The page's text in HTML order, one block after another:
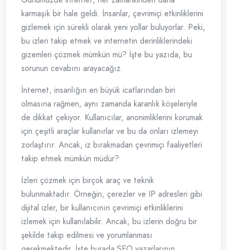
karmaşık bir hale geldi. İnsanlar, çevrimiçi etkinliklerini
gizlemek için sürekli olarak yeni yollar buluyorlar. Peki,
bu izleri takip etmek ve internetin derinliklerindeki
gizemleri çözmek mümkün mü? İşte bu yazıda, bu
sorunun cevabını arayacağız.
İnternet, insanlığın en büyük icatlarından biri
olmasına rağmen, aynı zamanda karanlık köşeleriyle
de dikkat çekiyor. Kullanıcılar, anonimliklerini korumak
için çeşitli araçlar kullanırlar ve bu da onları izlemeyi
zorlaştırır. Ancak, iz bırakmadan çevrimiçi faaliyetleri
takip etmek mümkün müdür?
İzleri çözmek için birçok araç ve teknik
bulunmaktadır. Örneğin, çerezler ve IP adresleri gibi
dijital izler, bir kullanıcının çevrimiçi etkinliklerini
izlemek için kullanılabilir. Ancak, bu izlerin doğru bir
şekilde takip edilmesi ve yorumlanması